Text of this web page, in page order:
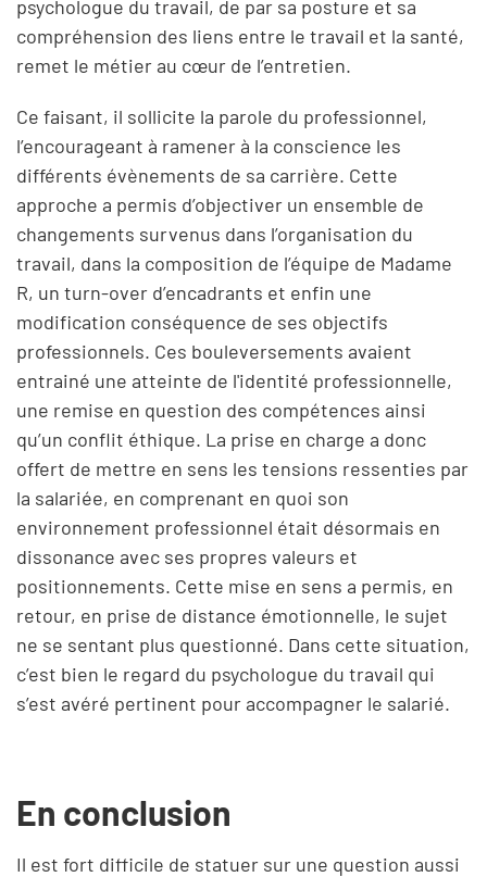
psychologue du travail, de par sa posture et sa
compréhension des liens entre le travail et la santé,
remet le métier au cœur de l’entretien.
Ce faisant, il sollicite la parole du professionnel,
l’encourageant à ramener à la conscience les
différents évènements de sa carrière. Cette
approche a permis d’objectiver un ensemble de
changements survenus dans l’organisation du
travail, dans la composition de l’équipe de Madame
R, un turn-over d’encadrants et enfin une
modification conséquence de ses objectifs
professionnels. Ces bouleversements avaient
entrainé une atteinte de l'identité professionnelle,
une remise en question des compétences ainsi
qu’un conflit éthique. La prise en charge a donc
offert de mettre en sens les tensions ressenties par
la salariée, en comprenant en quoi son
environnement professionnel était désormais en
dissonance avec ses propres valeurs et
positionnements. Cette mise en sens a permis, en
retour, en prise de distance émotionnelle, le sujet
ne se sentant plus questionné. Dans cette situation,
c’est bien le regard du psychologue du travail qui
s’est avéré pertinent pour accompagner le salarié.
En conclusion
Il est fort difficile de statuer sur une question aussi